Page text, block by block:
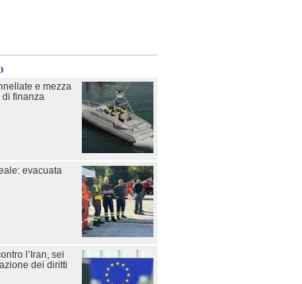
e mezza
finanza
evacuata
l’Iran, sei
dei diritti